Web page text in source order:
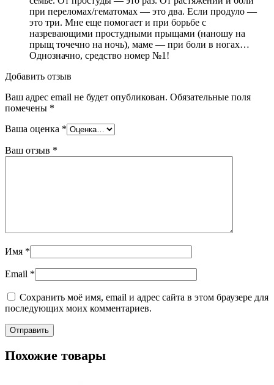
при переломах/гематомах — это два. Если продуло —
это три. Мне еще помогает и при борьбе с
назревающими простудными прыщами (наношу на
прыщ точечно на ночь), маме — при боли в ногах…
Однозначно, средство номер №1!
Добавить отзыв
Ваш адрес email не будет опубликован. Обязательные поля
помечены *
Ваша оценка *
Ваш отзыв *
Имя *
Email *
Сохранить моё имя, email и адрес сайта в этом браузере для
последующих моих комментариев.
Похожие товары